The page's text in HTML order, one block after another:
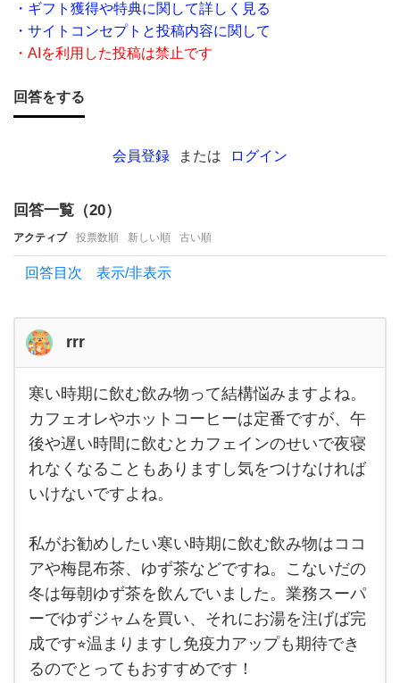
だ
さ
仕事
ほ
っ
と一
け
る
お
い
し
い飲
み物
を探
し
て
い
ま
・ギフト獲得や特典に関して詳しく見る
・サイトコンセプトと投稿内容に関して
・AIを利用した投稿は禁止です
回答をする
会員登録 または ログイン
回答一覧（20）
アクティブ 投票数順 新しい順 古い順
回答目次 表示/非表示
rrr
寒い
時期
に飲
む飲
み物
って
結構
悩み
ね。
カフ
ェオ
レや
ホッ
トコ
ーヒ
ーは
定番
で
寒い時期に飲む飲み物って結構悩みますよね。
カフェオレやホットコーヒーは定番ですが、午
後や遅い時間に飲むとカフェインのせいで夜寝
れなくなることもありますし気をつけなければ
いけないですよね。
私がお勧めしたい寒い時期に飲む飲み物はココ
アや梅昆布茶、ゆず茶などですね。こないだの
冬は毎朝ゆず茶を飲んでいました。業務スーパ
ーでゆずジャムを買い、それにお湯を注げば完
成です⭐︎温まりますし免疫力アップも期待でき
るのでとってもおすすめです！